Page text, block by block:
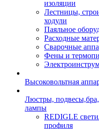
изоляции
Лестницы,
ходули
Паяльное
Расходные
Сварочные
Фены и
Высоковольтная
Люстры,
лампы
REDIGLE
профиля